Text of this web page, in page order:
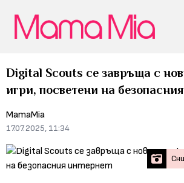
Digital Scouts се завръща с
игри, посветени на
MamaMia
17.07.2025, 11:34